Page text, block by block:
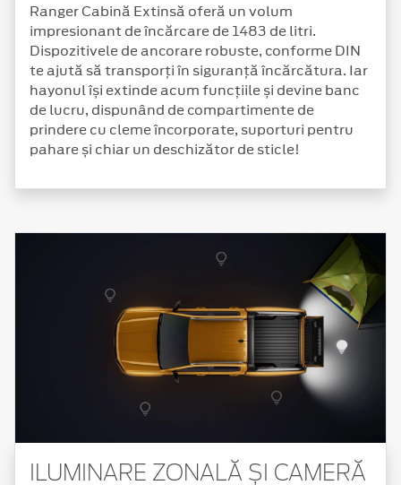
Ranger Cabină Extinsă oferă un volum
impresionant de încărcare de 1483 de litri.
Dispozitivele de ancorare robuste, conforme DIN
te ajută să transporți în siguranță încărcătura. Iar
hayonul își extinde acum funcțiile și devine banc
de lucru, dispunând de compartimente de
prindere cu cleme încorporate, suporturi pentru
pahare și chiar un deschizător de sticle!
ILUMINARE ZONALĂ ȘI CAMERĂ